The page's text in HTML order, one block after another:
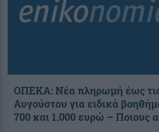
ΟΠΕΚΑ: Νέα πληρωμή έως
Αυγούστου για ειδικά
700 και 1.000 ευρώ – Ποιους